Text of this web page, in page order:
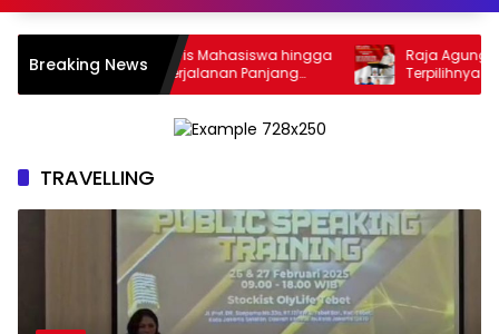
Breaking News
!! Dari Aktivis Mahasiswa hingga
BUMN, Perjalanan Panjang
Budiman “Gus Din” dalam
Raja Agung
Terpilihnya Kembali H.
Pimpin HKTI NTB:
TRAVELLING